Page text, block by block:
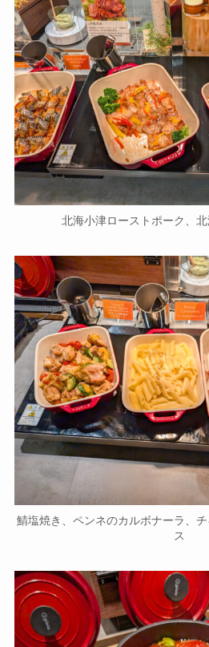
北海小津ローストポーク、
鯖塩焼き、ペンネのカルボナーラ、
ス